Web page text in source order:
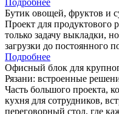
Подробнее
Бутик овощей, фруктов и
Проект для продуктового
только задачу выкладки,
загрузки до постоянного
Подробнее
Офисный блок для
Рязани: встроенные
Часть большого проекта,
кухня для сотрудников,
переговорный стол, где